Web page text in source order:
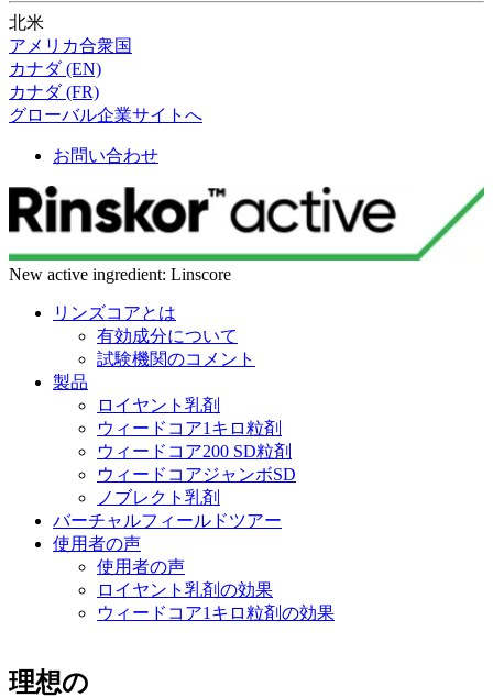
北米
アメリカ合衆国
カナダ (EN)
カナダ (FR)
グローバル企業サイトへ
お問い合わせ
New active ingredient: Linscore
リンズコアとは
有効成分について
試験機関のコメント
製品
ロイヤント乳剤
ウィードコア1キロ粒剤
ウィードコア200 SD粒剤
ウィードコアジャンボSD
ノブレクト乳剤
バーチャルフィールドツアー
使用者の声
使用者の声
ロイヤント乳剤の効果
ウィードコア1キロ粒剤の効果
理想の